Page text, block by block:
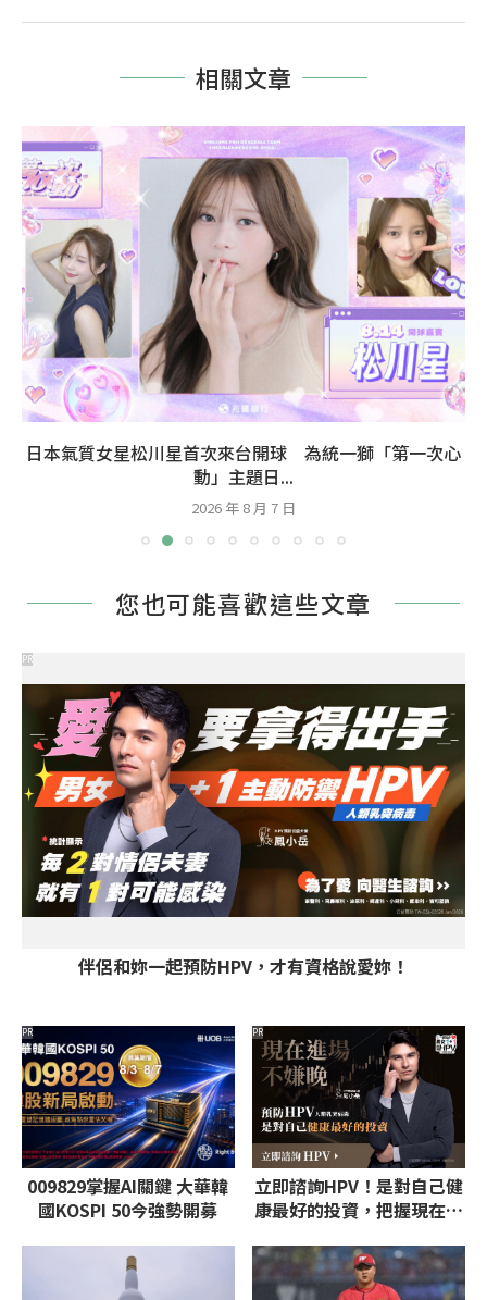
相關文章
日本氣質女星松川星首次來台開球 為統一獅「第一次心
動」主題日...
2026 年 8 月 7 日
您也可能喜歡這些文章
伴侶和妳一起預防HPV，才有資格說愛妳！
PR
009829掌握AI關鍵 大華韓
國KOSPI 50今強勢開募
PR
立即諮詢HPV！是對自己健
康最好的投資，把握現在不
PR